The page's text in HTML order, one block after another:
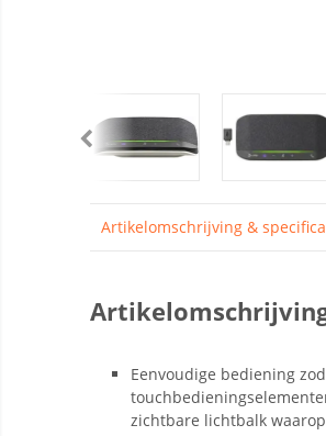
Artikelomschrijving &
Eenvoudige bediening
zichtbare lichtbalk